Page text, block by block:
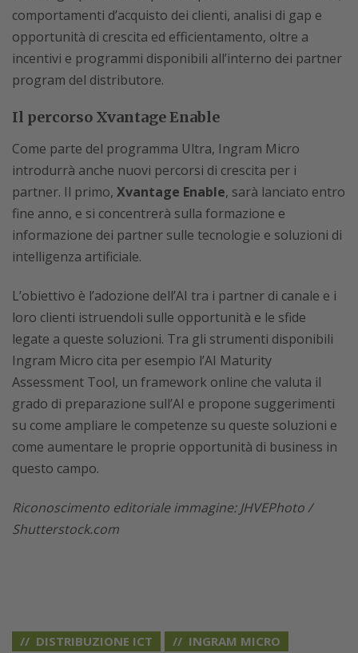
comportamenti d’acquisto dei clienti, analisi di gap e
opportunità di crescita ed efficientamento, oltre a
incentivi e programmi disponibili all’interno dei partner
program del distributore.
Il percorso Xvantage Enable
Come parte del programma Ultra, Ingram Micro
introdurrà anche nuovi percorsi di crescita per i
partner. Il primo, Xvantage Enable, sarà lanciato entro
fine anno, e si concentrerà sulla formazione e
informazione dei partner sulle tecnologie e soluzioni di
intelligenza artificiale.
L’obiettivo è l’adozione dell’AI tra i partner di canale e i
loro clienti istruendoli sulle opportunità e le sfide
legate a queste soluzioni. Tra gli strumenti disponibili
Ingram Micro cita per esempio l’AI Maturity
Assessment Tool, un framework online che valuta il
grado di preparazione sull’AI e propone suggerimenti
su come ampliare le competenze su queste soluzioni e
come aumentare le proprie opportunità di business in
questo campo.
Riconoscimento editoriale immagine: JHVEPhoto /
Shutterstock.com
DISTRIBUZIONE ICT INGRAM MICRO